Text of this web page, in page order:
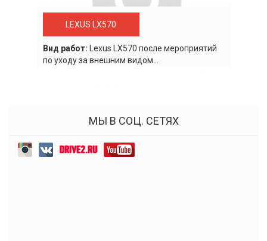
LEXUS LX570
Вид работ: Lexus LХ570 после мероприятий
по уходу за внешним видом...
МЫ В СОЦ. СЕТЯХ